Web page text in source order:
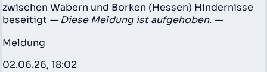
zwischen Wabern und Borken (Hessen) Hindernisse
beseitigt — Diese Meldung ist aufgehoben. —
Meldung
02.06.26, 18:02